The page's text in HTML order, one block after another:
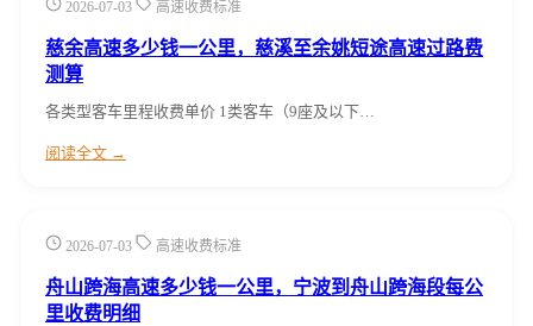
2026-07-03 高速收费标准
慈余高速多少钱一公里，慈溪至余姚短途高速过路费
测算
各类型客车里程收费单价 1类客车（9座及以下…
阅读全文 →
2026-07-03 高速收费标准
舟山跨海高速多少钱一公里，宁波到舟山跨海段每公
里收费明细